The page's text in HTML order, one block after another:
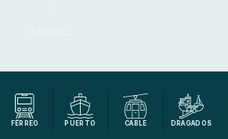
FÉRREO PUERTO CABLE DRAGADOS